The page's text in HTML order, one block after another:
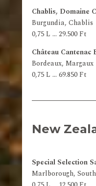
Chablis, Domaine
Burgundia, Chablis
0,75 L … 29.500 Ft
Château Cantenac
Bordeaux, Margaux
0,75 L … 69.850 Ft
New
Special Selection
Marlborough,